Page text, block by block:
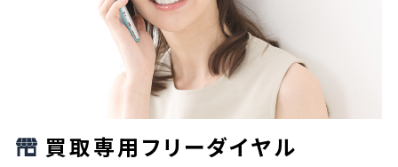
買取専用フリーダイヤル